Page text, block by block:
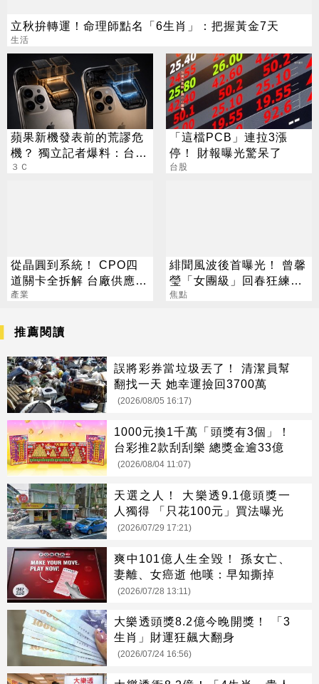
立秋拚轉運！命理師點名「6生肖」：把握黃金7天
生活
蘋果新機發表前的荒謬危
機？ 獨立記者爆料：台積
電在等DRAM
３Ｃ
「這檔PCB」連拉3漲
停！ 財報曝光驚呆了
台股
從晶圓到系統！ CPO四
道關卡全拆解 台廠供應鏈
陣容曝光
產業
緋聞風波後首曝光！ 曾馨
瑩「女團級」回春狂練舞
郭董獨自公園散步
焦點
推薦閱讀
誤將彩券當垃圾丟了！ 清潔員幫
翻找一天 她幸運撿回3700萬
(2026/08/05 16:17)
1000元換1千萬「頭獎有3個」！
台彩推2款刮刮樂 總獎金逾33億
(2026/08/04 11:07)
天選之人！ 大樂透9.1億頭獎一
人獨得 「只花100元」買法曝光
(2026/07/29 17:21)
爽中101億人生全毀！ 孫女亡、
妻離、女癌逝 他嘆：早知撕掉
(2026/07/28 13:11)
大樂透頭獎8.2億今晚開獎！ 「3
生肖」財運狂飆大翻身
(2026/07/24 16:56)